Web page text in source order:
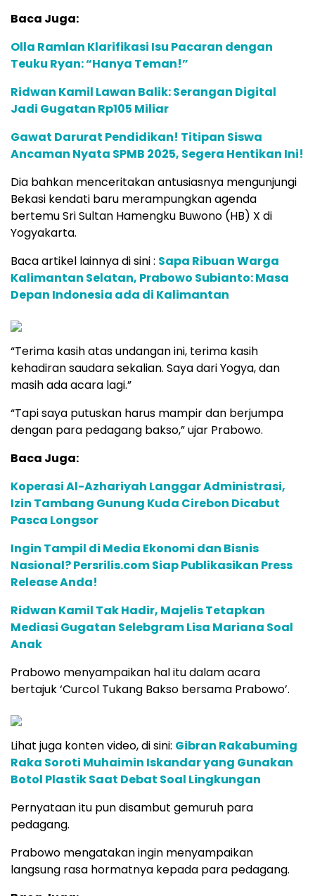
Baca Juga:
Olla Ramlan Klarifikasi Isu Pacaran dengan
Teuku Ryan: “Hanya Teman!”
Ridwan Kamil Lawan Balik: Serangan Digital
Jadi Gugatan Rp105 Miliar
Gawat Darurat Pendidikan! Titipan Siswa
Ancaman Nyata SPMB 2025, Segera Hentikan Ini!
Dia bahkan menceritakan antusiasnya mengunjungi
Bekasi kendati baru merampungkan agenda
bertemu Sri Sultan Hamengku Buwono (HB) X di
Yogyakarta.
Baca artikel lainnya di sini : Sapa Ribuan Warga
Kalimantan Selatan, Prabowo Subianto: Masa
Depan Indonesia ada di Kalimantan
“Terima kasih atas undangan ini, terima kasih
kehadiran saudara sekalian. Saya dari Yogya, dan
masih ada acara lagi.”
“Tapi saya putuskan harus mampir dan berjumpa
dengan para pedagang bakso,” ujar Prabowo.
Baca Juga:
Koperasi Al-Azhariyah Langgar Administrasi,
Izin Tambang Gunung Kuda Cirebon Dicabut
Pasca Longsor
Ingin Tampil di Media Ekonomi dan Bisnis
Nasional? Persrilis.com Siap Publikasikan Press
Release Anda!
Ridwan Kamil Tak Hadir, Majelis Tetapkan
Mediasi Gugatan Selebgram Lisa Mariana Soal
Anak
Prabowo menyampaikan hal itu dalam acara
bertajuk ‘Curcol Tukang Bakso bersama Prabowo’.
Lihat juga konten video, di sini: Gibran Rakabuming
Raka Soroti Muhaimin Iskandar yang Gunakan
Botol Plastik Saat Debat Soal Lingkungan
Pernyataan itu pun disambut gemuruh para
pedagang.
Prabowo mengatakan ingin menyampaikan
langsung rasa hormatnya kepada para pedagang.